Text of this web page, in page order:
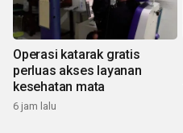
Operasi katarak gratis
perluas akses layanan
kesehatan mata
6 jam lalu